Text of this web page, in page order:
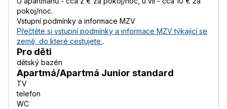
pokoj/noc.
Vstupní podmínky a informace MZV
Přečtěte si vstupní podmínky a informace MZV týkající se
země, do které cestujete..
Pro děti
dětský bazén
Apartmá/Apartmá Junior standard
TV
telefon
WC